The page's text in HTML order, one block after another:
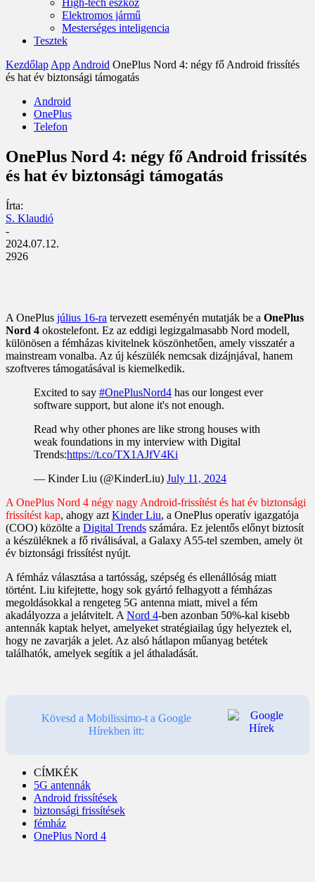
High-tech eszköz
Elektromos jármű
Mesterséges inteligencia
Tesztek
Kezdőlap App Android OnePlus Nord 4: négy fő Android frissítés
és hat év biztonsági támogatás
Android
OnePlus
Telefon
OnePlus Nord 4: négy fő Android frissítés
és hat év biztonsági támogatás
Írta:
S. Klaudió
-
2024.07.12.
2926
A OnePlus július 16-ra tervezett eseményén mutatják be a OnePlus
Nord 4 okostelefont. Ez az eddigi legizgalmasabb Nord modell,
különösen a fémházas kivitelnek köszönhetően, amely visszatér a
mainstream vonalba. Az új készülék nemcsak dizájnjával, hanem
szoftveres támogatásával is kiemelkedik.
Excited to say #OnePlusNord4 has our longest ever
software support, but alone it's not enough.
Read why other phones are like strong houses with
weak foundations in my interview with Digital
Trends:https://t.co/TX1AJfV4Ki
— Kinder Liu (@KinderLiu) July 11, 2024
A OnePlus Nord 4 négy nagy Android-frissítést és hat év biztonsági
frissítést kap, ahogy azt Kinder Liu, a OnePlus operatív igazgatója
(COO) közölte a Digital Trends számára. Ez jelentős előnyt biztosít
a készüléknek a fő riválisával, a Galaxy A55-tel szemben, amely öt
év biztonsági frissítést nyújt.
A fémház választása a tartósság, szépség és ellenállóság miatt
történt. Liu kifejtette, hogy sok gyártó felhagyott a fémházas
megoldásokkal a rengeteg 5G antenna miatt, mivel a fém
akadályozza a jelátvitelt. A Nord 4-ben azonban 50%-kal kisebb
antennák kaptak helyet, amelyeket stratégiailag úgy helyeztek el,
hogy ne zavarják a jelet. Az alsó hátlapon műanyag betétek
találhatók, amelyek segítik a jel áthaladását.
Kövesd a Mobilissimo-t a Google
Hírekben itt:
CÍMKÉK
5G antennák
Android frissítések
biztonsági frissítések
fémház
OnePlus Nord 4